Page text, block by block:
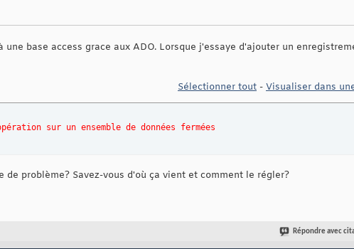
base access grace aux ADO. Lorsque j'essaye d'ajouter un
Sélectionner tout - Visualiser dans
sur un ensemble de données fermées
problème? Savez-vous d'où ça vient et comment le régler?
Répondre avec